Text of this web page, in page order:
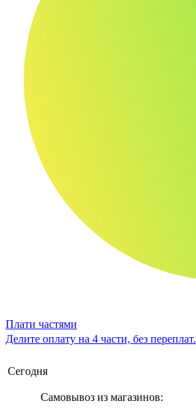
Плати частями
Делите оплату на 4 части, без переплат.
Сегодня
Самовывоз из магазинов: